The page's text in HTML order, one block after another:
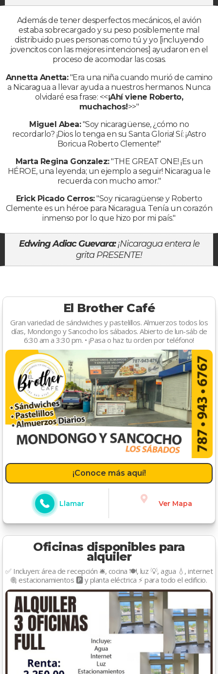
Además de tener desperfectos mecánicos, el avión
estaba sobrecargado y su peso posiblemente mal
distribuido pues personas como tú y yo [incluyendo
jovencitos con las mejores intenciones] ayudaron en el
proceso de acomodar las cosas.
Annetta Anetta:"Era una niña cuando murió de camino
a Nicaragua a llevar ayuda a nuestros hermanos. Nunca
olvidaré esa frase: <<¡Ahí viene Roberto,
muchachos!>>"
Miguel Abea:"Soy nicaragüense, ¿cómo no
recordarlo? ¡Dios lo tenga en su Santa Gloria! Sí: ¡Astro
Boricua Roberto Clemente!"
Marta Regina Gonzalez:"THE GREAT ONE! ¡Es un
HÉROE, una leyenda; un ejemplo a seguir! Nicaragua le
recuerda con mucho amor."
Erick Picado Cerros:"Soy nicaragüense y Roberto
Clemente es un héroe para Nicaragua. Tenía un corazón
inmenso por lo que hizo por mi país."
Edwing Adiac Guevara:¡Nicaragua entera le
grita PRESENTE!
El Brother Café
Gran variedad de sándwiches y pastelillos. Almuerzos todos los
días, Mondongo y Sancocho los sábados. Abierto de lun-sáb de
6:30 am a 3:30 pm. • ¡Pasa o haz tu orden por teléfono!
¡Conoce más aquí!
Llamar Ver Mapa
Oficinas disponibles para
alquiler
✅ Incluyen: área de recepción 🛎️, cocina 🍽️, luz 💡, agua 💧, internet
🌐, estacionamientos 🅿️ y planta eléctrica ⚡ para todo el edificio.